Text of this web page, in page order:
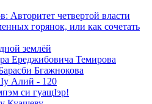
Авторитет четвертой власти
горянок, или как сочетать
землёй
Ереджибовича Темирова
Бгажнокова
Алий - 120
си гуащIэр!